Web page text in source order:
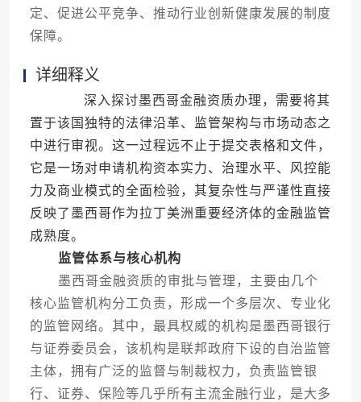
定、促进公平竞争、推动行业创新健康发展的制度
保障。
详细释义
深入探讨墨西哥金融资质办理，需要将其
置于该国独特的法律沿革、监管架构与市场动态之
中进行审视。这一过程远不止于提交表格和文件，
它是一场对申请机构资本实力、治理水平、风控能
力及商业模式的全面检验，其复杂性与严谨性直接
反映了墨西哥作为拉丁美洲重要经济体的金融监管
成熟度。
监管体系与核心机构
墨西哥金融资质的审批与管理，主要由几个
核心监管机构分工负责，形成一个多层次、专业化
的监管网络。其中，最具权威的机构是墨西哥银行
与证券委员会，该机构是联邦政府下设的自治监管
主体，拥有广泛的监督与制裁权力，负责监管银
行、证券、保险等几乎所有主流金融行业，是大多